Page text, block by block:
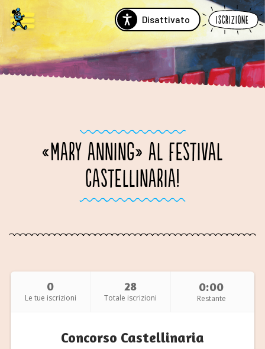
Disattivato Iscrizione
«MARY ANNING» AL FESTIVAL
CASTELLINARIA!